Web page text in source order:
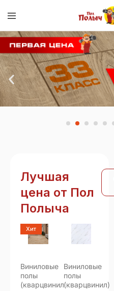
Лучшая
цена от Пол
Полыча
Хит
Виниловые
полы
(кварцвинил)
Виниловые
полы
(кварцвинил)